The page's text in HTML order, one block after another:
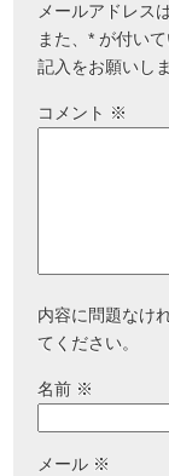
メールアドレス
また、* が付い
記入をお願いしま
コメント ※
内容に問題なけ
てください。
名前 ※
メール ※